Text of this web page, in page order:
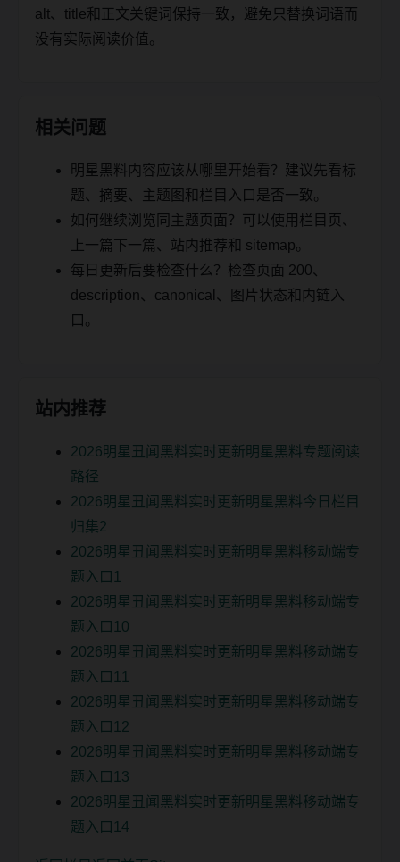
alt、title和正文关键词保持一致，避免只替换词语而
没有实际阅读价值。
相关问题
明星黑料内容应该从哪里开始看？建议先看标
题、摘要、主题图和栏目入口是否一致。
如何继续浏览同主题页面？可以使用栏目页、
上一篇下一篇、站内推荐和 sitemap。
每日更新后要检查什么？检查页面 200、
description、canonical、图片状态和内链入
口。
站内推荐
2026明星丑闻黑料实时更新明星黑料专题阅读
路径
2026明星丑闻黑料实时更新明星黑料今日栏目
归集2
2026明星丑闻黑料实时更新明星黑料移动端专
题入口1
2026明星丑闻黑料实时更新明星黑料移动端专
题入口10
2026明星丑闻黑料实时更新明星黑料移动端专
题入口11
2026明星丑闻黑料实时更新明星黑料移动端专
题入口12
2026明星丑闻黑料实时更新明星黑料移动端专
题入口13
2026明星丑闻黑料实时更新明星黑料移动端专
题入口14